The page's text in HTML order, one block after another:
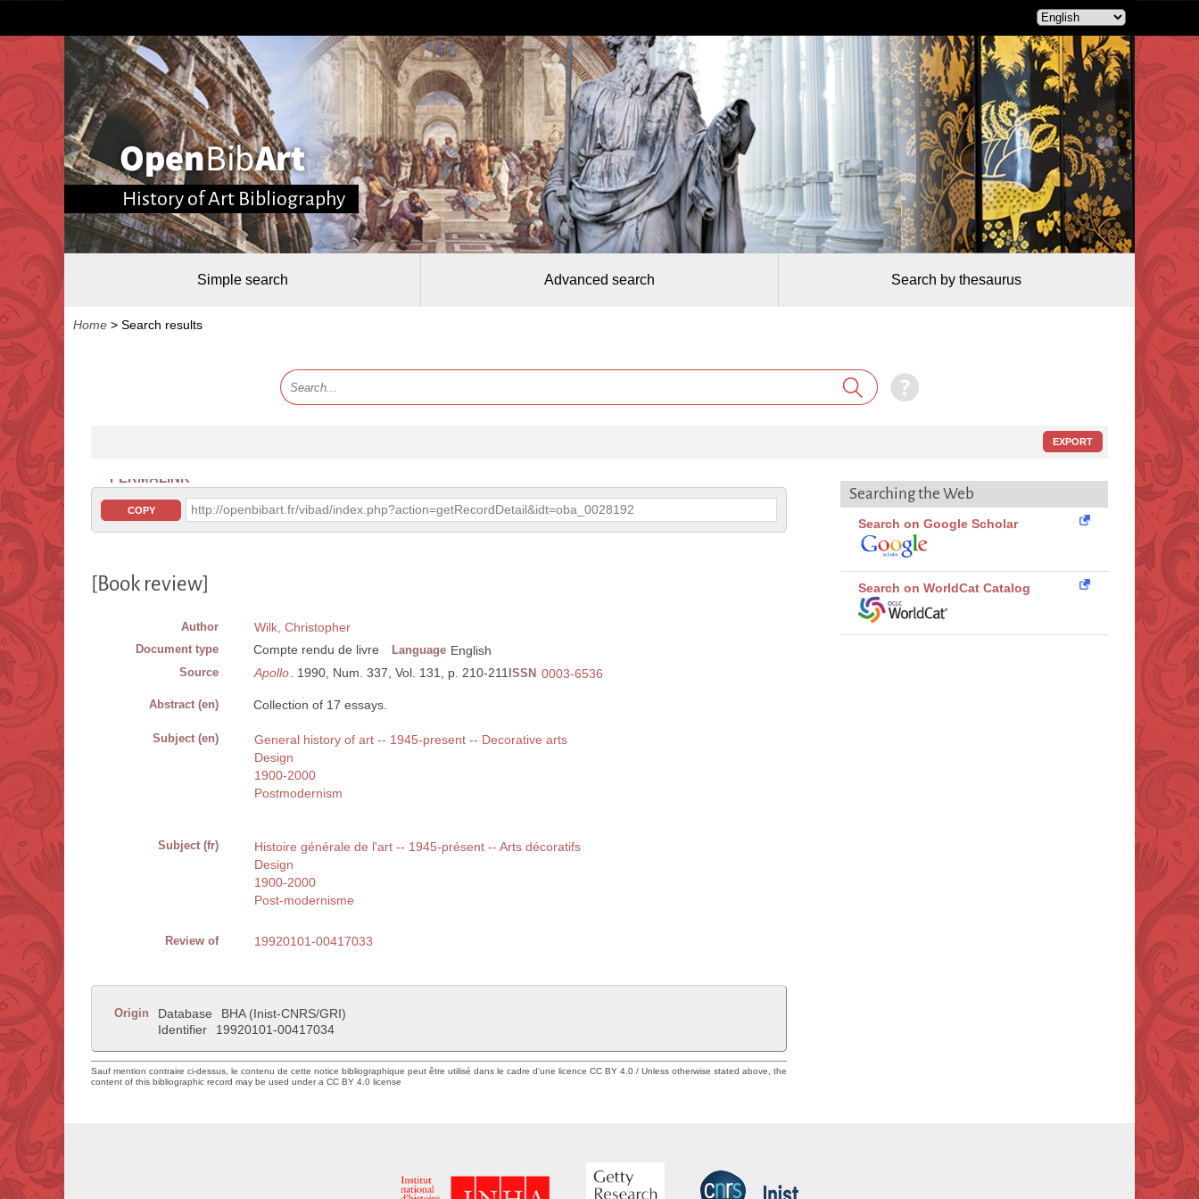
History of Art Bibliography
Simple search Advanced search Search by thesaurus
Home > Search results
EXPORT
PERMALINK
COPY http://openbibart.fr/vibad/index.php?action=getRecordDetail&idt=oba_0028192
[Book review]
Author Wilk, Christopher
Document type Compte rendu de livre Language English
Source Apollo . 1990, Num. 337, Vol. 131, p. 210-211 ISSN 0003-6536
Abstract (en) Collection of 17 essays.
Subject (en)
General history of art -- 1945-present -- Decorative arts
Design
1900-2000
Postmodernism
Subject (fr)
Histoire générale de l'art -- 1945-présent -- Arts décoratifs
Design
1900-2000
Post-modernisme
Review of 19920101-00417033
Origin Database
BHA (Inist-CNRS/GRI)
Identifier
19920101-00417034
Sauf mention contraire ci-dessus, le contenu de cette notice bibliographique peut être utilisé dans le cadre d'une licence CC BY 4.0 / Unless otherwise stated above, the
content of this bibliographic record may be used under a CC BY 4.0 license
Searching the Web
Search on Google Scholar
Search on WorldCat Catalog